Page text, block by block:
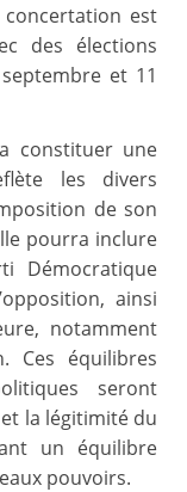
est
des élections
et 11
constituer une
les divers
de son
pourra inclure
Démocratique
ainsi
notamment
Ces équilibres
seront
la légitimité du
un équilibre
pouvoirs.